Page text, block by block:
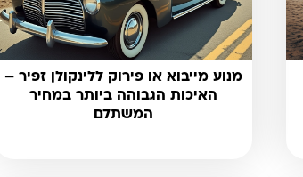
מנוע מייבוא או פירוק ללינקולן זפיר –
האיכות הגבוהה ביותר במחיר
המשתלם